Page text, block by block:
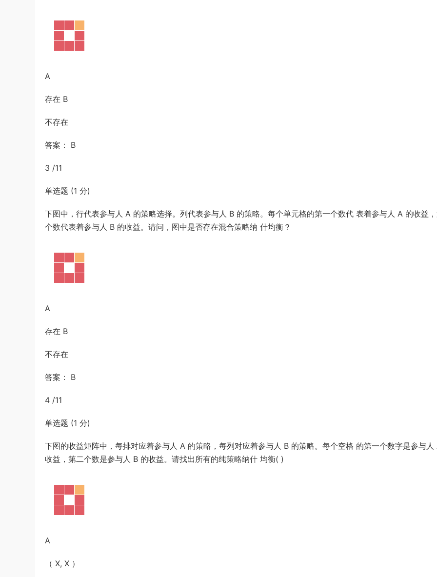
A
存在 B
不存在
答案： B
3 /11
单选题 (1 分)
下图中，行代表参与人 A 的策略选择。列代表参与人 B 的策略。每个单元格的第一个数代 表着参与人 A 的收益
个数代表着参与人 B 的收益。请问，图中是否存在混合策略纳 什均衡？
A
存在 B
不存在
答案： B
4 /11
单选题 (1 分)
下图的收益矩阵中，每排对应着参与人 A 的策略，每列对应着参与人 B 的策略。每个空格 的第一个数字是参与人
收益，第二个数是参与人 B 的收益。请找出所有的纯策略纳什 均衡( )
A
（ X, X ）